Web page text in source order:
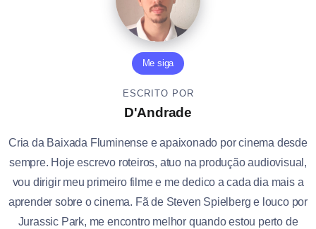
Me siga
ESCRITO POR
D'Andrade
Cria da Baixada Fluminense e apaixonado por cinema desde
sempre. Hoje escrevo roteiros, atuo na produção audiovisual,
vou dirigir meu primeiro filme e me dedico a cada dia mais a
aprender sobre o cinema. Fã de Steven Spielberg e louco por
Jurassic Park, me encontro melhor quando estou perto de